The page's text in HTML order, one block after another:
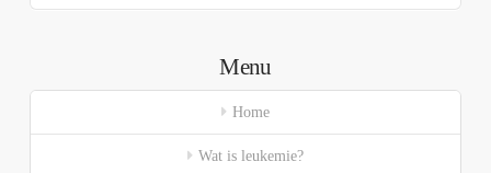
Menu
Home
Wat is leukemie?